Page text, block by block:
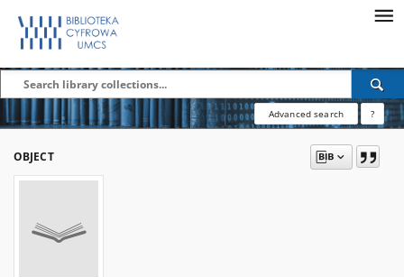
Advanced search ?
OBJECT